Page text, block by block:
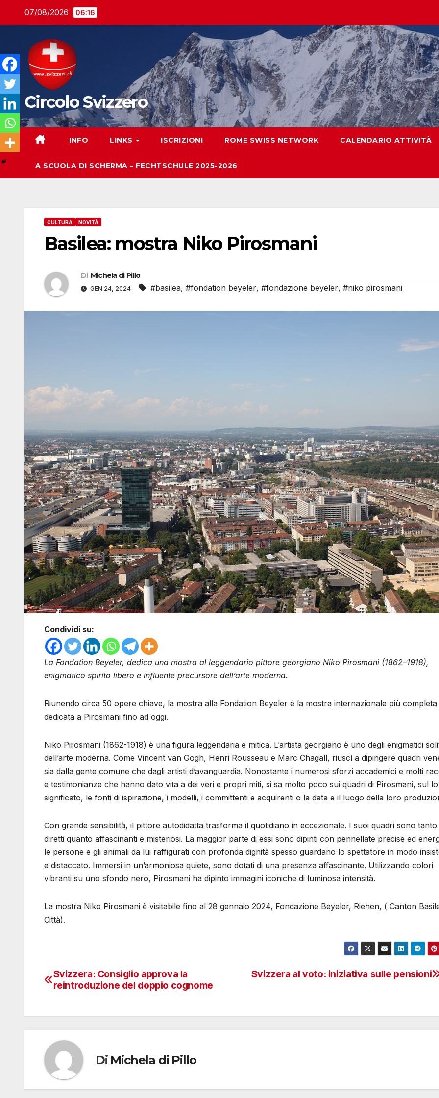
07/08/2026 06:16
Circolo Svizzero
INFO LINKS ISCRIZIONI ROME SWISS NETWORK CALENDARIO ATTIVITÀ
A SCUOLA DI SCHERMA – FECHTSCHULE 2025-2026
CULTURA NOVITÀ
Basilea: mostra Niko Pirosmani
Di Michela di Pillo
GEN 24, 2024 #basilea, #fondation beyeler, #fondazione beyeler, #niko pirosmani
Condividi su:
La Fondation Beyeler, dedica una mostra al leggendario pittore georgiano Niko Pirosmani (1862–1918),
enigmatico spirito libero e influente precursore dell’arte moderna.
Riunendo circa 50 opere chiave, la mostra alla Fondation Beyeler è la mostra internazionale più completa
dedicata a Pirosmani fino ad oggi.
Niko Pirosmani (1862-1918) è una figura leggendaria e mitica. L’artista georgiano è uno degli enigmatici
dell’arte moderna. Come Vincent van Gogh, Henri Rousseau e Marc Chagall, riuscì a dipingere quadri
sia dalla gente comune che dagli artisti d’avanguardia. Nonostante i numerosi sforzi accademici e molti
e testimonianze che hanno dato vita a dei veri e propri miti, si sa molto poco sui quadri di Pirosmani, sul
significato, le fonti di ispirazione, i modelli, i committenti e acquirenti o la data e il luogo della loro
Con grande sensibilità, il pittore autodidatta trasforma il quotidiano in eccezionale. I suoi quadri sono tanto
diretti quanto affascinanti e misteriosi. La maggior parte di essi sono dipinti con pennellate precise ed
le persone e gli animali da lui raffigurati con profonda dignità spesso guardano lo spettatore in modo
e distaccato. Immersi in un’armoniosa quiete, sono dotati di una presenza affascinante. Utilizzando colori
vibranti su uno sfondo nero, Pirosmani ha dipinto immagini iconiche di luminosa intensità.
La mostra Niko Pirosmani è visitabile fino al 28 gennaio 2024, Fondazione Beyeler, Riehen, ( Canton
Città).
Navigazione
Svizzera al voto: iniziativa sulle pensioni
Svizzera: Consiglio approva la
reintroduzione del doppio cognome
Di Michela di Pillo